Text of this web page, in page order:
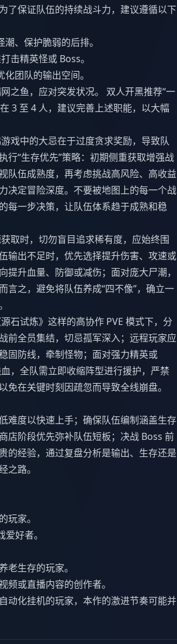
了保证队伍的持续战斗力，建议遵循以下
、保护脆弱的后排。
击精英怪或 Boss。
团队的输出空间。
之鱼，应对突发状况。 双人开黑推荐“一
3 至 4 人，建议完善上述职能，以大幅
戏中的大忌在于过度贪求奖励，导致队
行“生存优先”策略：初期侧重获取增强战
队伍成熟度，再考虑挑战高风险、高收益
决定冒险深度。不要被地图上的每一个战
每一步决策，让队伍体系趋于成熟和稳
取时，切勿盲目追求稀有度，应始终围
输出不足时，优先选择提升伤害、攻速或
升血量、防御或减伤；面对庞大尸潮，
言之，避免将队伍养成“四不像”，确立一
石试炼》这样的高协作 PVE 模式下，分
前全员集结，切忌孤军深入；远程玩家应
固防线，牵制怪物；面对强力精英或
，全队需立即收缩阵型进行援护，严禁
在关键时刻因疏忽而导致全线崩盘。
难度以快速上手；确保队伍编制涵盖生存
店阶段优先弥补队伍短板；决战 Boss 前
的经验，通过复盘分析是输出、生存还是
之路。
玩家。
好者。
老生存的玩家。
频或直播内容的创作者。
动化挂机的玩家，本作的激进节奏可能并